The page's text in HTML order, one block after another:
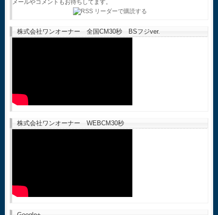
メールやコメントもお待ちしてます。
株式会社ワンオーナー 全国CM30秒 BSフジver.
株式会社ワンオーナー WEBCM30秒